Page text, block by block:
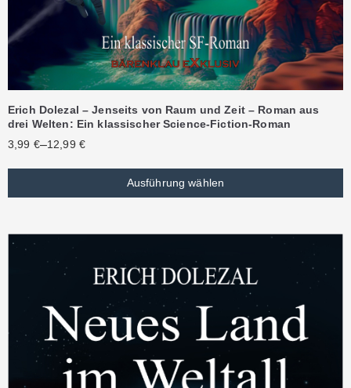
Erich Dolezal – Jenseits von Raum und Zeit – Roman aus
drei Welten: Ein klassischer Science-Fiction-Roman
3,99 €–12,99 €
Ausführung wählen